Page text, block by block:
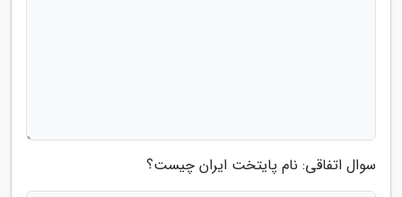
سوال اتفاقی: نام پایتخت ایران چیست؟